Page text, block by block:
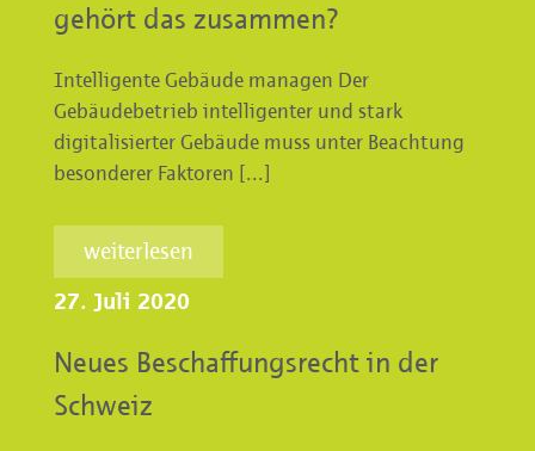
gehört das zusammen?
Intelligente Gebäude managen Der
Gebäudebetrieb intelligenter und stark
digitalisierter Gebäude muss unter Beachtung
besonderer Faktoren [...]
weiterlesen
27. Juli 2020
Neues Beschaffungsrecht in der
Schweiz